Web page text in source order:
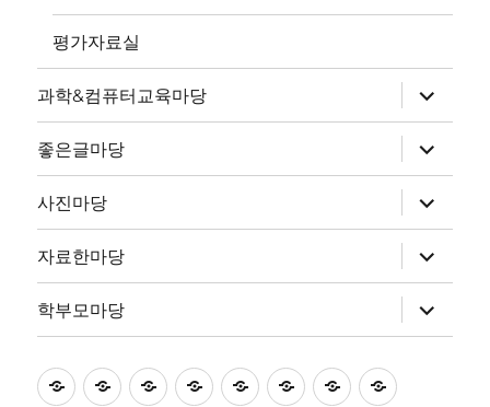
평가자료실
과학&컴퓨터교육마당
위
메
뉴
확
장
좋은글마당
위
메
뉴
확
장
사진마당
위
메
뉴
확
장
자료한마당
위
메
뉴
확
장
학부모마당
위
메
초
홈
좋
과
좋
사
자
학